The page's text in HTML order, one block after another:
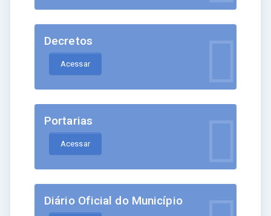
Decretos
Acessar
Portarias
Acessar
Diário Oficial do Município